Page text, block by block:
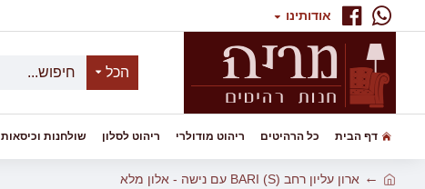
אודותינו
הכל
דף הבית כל הרהיטים ריהוט מודולרי ריהוט לסלון שולחנות וכיסאות
ארון עליון רחב BARI (S) עם נישה - אלון מלא